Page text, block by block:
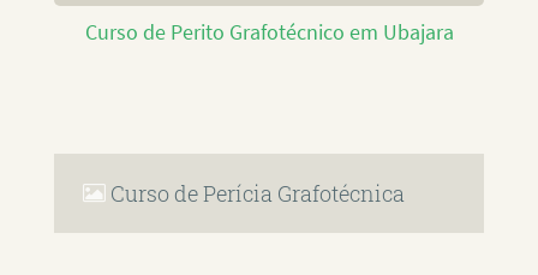
Curso de Perito Grafotécnico em Ubajara
Curso de Perícia Grafotécnica